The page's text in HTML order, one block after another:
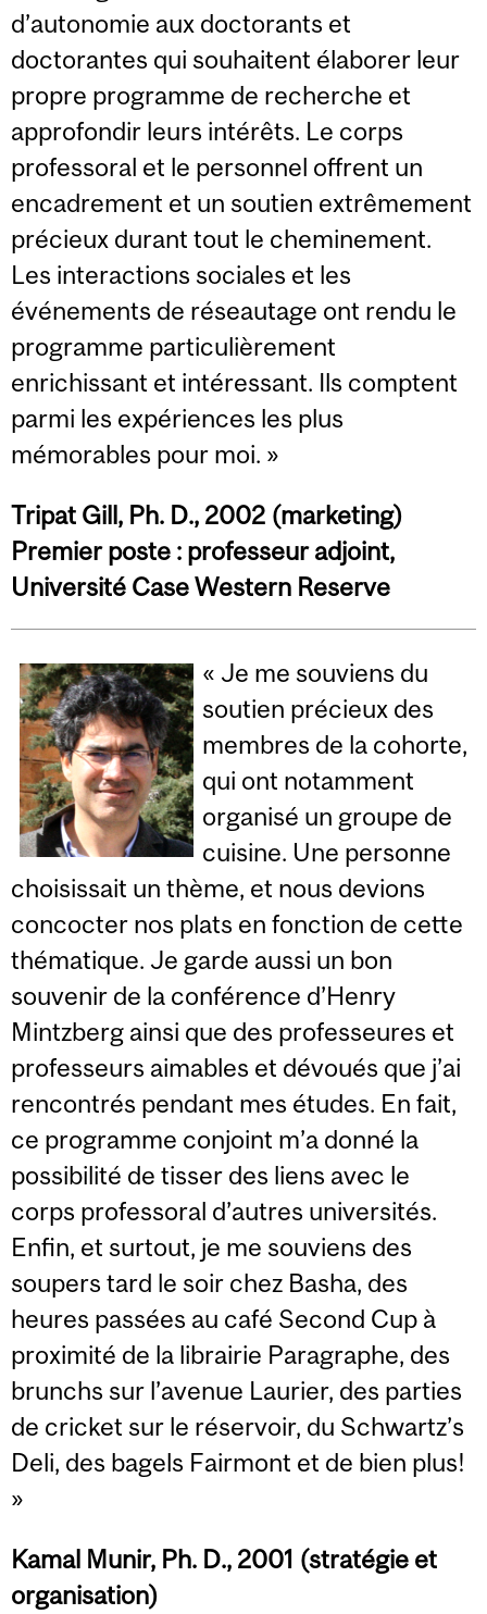
d’autonomie aux doctorants et
doctorantes qui souhaitent élaborer leur
propre programme de recherche et
approfondir leurs intérêts. Le corps
professoral et le personnel offrent un
encadrement et un soutien extrêmement
précieux durant tout le cheminement.
Les interactions sociales et les
événements de réseautage ont rendu le
programme particulièrement
enrichissant et intéressant. Ils comptent
parmi les expériences les plus
mémorables pour moi. »
Tripat Gill, Ph. D., 2002 (marketing)
Premier poste : professeur adjoint,
Université Case Western Reserve
« Je me souviens du
soutien précieux des
membres de la cohorte,
qui ont notamment
organisé un groupe de
cuisine. Une personne
choisissait un thème, et nous devions
concocter nos plats en fonction de cette
thématique. Je garde aussi un bon
souvenir de la conférence d’Henry
Mintzberg ainsi que des professeures et
professeurs aimables et dévoués que j’ai
rencontrés pendant mes études. En fait,
ce programme conjoint m’a donné la
possibilité de tisser des liens avec le
corps professoral d’autres universités.
Enfin, et surtout, je me souviens des
soupers tard le soir chez Basha, des
heures passées au café Second Cup à
proximité de la librairie Paragraphe, des
brunchs sur l’avenue Laurier, des parties
de cricket sur le réservoir, du Schwartz’s
Deli, des bagels Fairmont et de bien plus!
»
Kamal Munir, Ph. D., 2001 (stratégie et
organisation)